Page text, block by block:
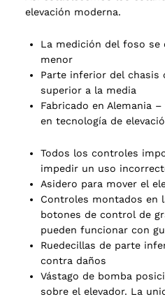
elevación moderna.
La medición del foso se
menor
Parte inferior del chasis
superior a la media
Fabricado en Alemania
en tecnología de
Todos los controles
impedir un uso
Asidero para mover el
Controles montados en
botones de control de
pueden funcionar con
Ruedecillas de parte
contra daños
Vástago de bomba
sobre el elevador. La